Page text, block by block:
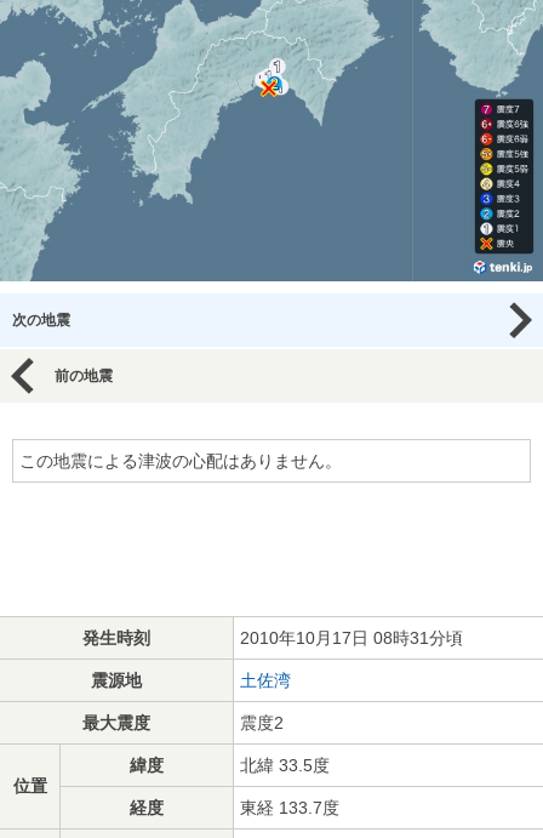
次の地震
前の地震
この地震による津波の心配はありません。
発生時刻 2010年10月17日 08時31分頃
震源地 土佐湾
最大震度 震度2
位置
緯度 北緯 33.5度
経度 東経 133.7度